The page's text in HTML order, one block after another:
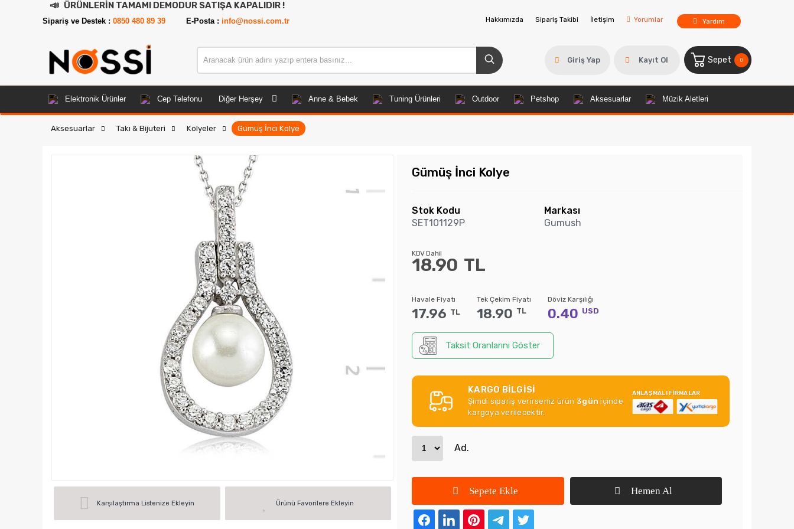
ÜRÜNLERİN TAMAMI DEMODUR SATIŞA KAPALIDIR !
Sipariş ve Destek : 0850 480 89 39 E-Posta :info@nossi.com.tr Hakkımızda Sipariş Takibi İletişim Yorumlar Yardım
Giriş Yap Kayıt Ol Sepet 0
Elektronik Ürünler Cep Telefonu Diğer Herşey Anne & Bebek Tuning Ürünleri Outdoor Petshop Aksesuarlar Müzik Aletleri
Aksesuarlar Takı & Bijuteri Kolyeler Gümüş İnci Kolye
Karşılaştırma Listenize Ekleyin Ürünü Favorilere Ekleyin
Gümüş İnci Kolye
Stok Kodu
SET101129P
Markası
Gumush
18.90 TL
KDV Dahil
Havale Fiyatı
17.96 TL
Tek Çekim Fiyatı
18.90 TL
Döviz Karşılığı
0.40 USD
Taksit Oranlarını Göster
KARGO BİLGİSİ
Şimdi sipariş verirseniz ürün 3gün içinde
kargoya verilecektir.
ANLAŞMALI FİRMALAR
Ad.
Sepete Ekle Hemen Al